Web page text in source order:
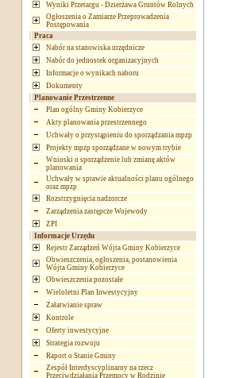
Wyniki Przetargu - Dzierżawa Gruntów Rolnych
Ogłoszenia o Zamiarze Przeprowadzenia
Postępowania
Praca
Nabór na stanowiska urzędnicze
Nabór do jednostek organizacyjnych
Informacje o wynikach naboru
Dokumenty
Planowanie Przestrzenne
Plan ogólny Gminy Kobierzyce
Akty planowania przestrzennego
Uchwały o przystąpieniu do sporządzania mpzp
Projekty mpzp sporządzane w nowym trybie
Wnioski o sporządzenie lub zmianę aktów
planowania
Uchwały w sprawie aktualności planu ogólnego
oraz mpzp
Rozstrzygnięcia nadzorcze
Zarządzenia zastępcze Wojewody
ZPI
Informacje Urzędu
Rejestr Zarządzeń Wójta Gminy Kobierzyce
Obwieszczenia, ogłoszenia, postanowienia
Wójta Gminy Kobierzyce
Obwieszczenia pozostałe
Wieloletni Plan Inwestycyjny
Załatwianie spraw
Kontrole
Oferty inwestycyjne
Strategia rozwoju
Raport o Stanie Gminy
Zespół Interdyscyplinarny na rzecz
Przeciwdziałania Przemocy w Rodzinie